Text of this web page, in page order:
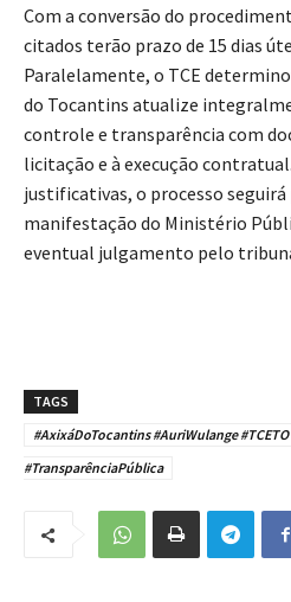
Com a conversão do
citados terão prazo de 15 dias
Paralelamente, o TCE
do Tocantins atualize
controle e transparência com
licitação e à execução
justificativas, o processo
manifestação do Ministério
eventual julgamento pelo
TAGS
#AxixáDoTocantins #AuriWulange
#TransparênciaPública